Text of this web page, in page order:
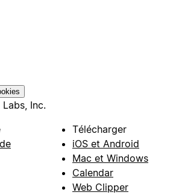
Inc.
Télécharger
iOS et Android
Mac et Windows
Calendar
Web Clipper